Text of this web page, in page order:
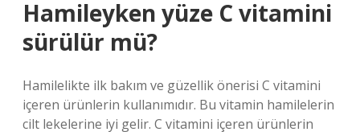
Hamileyken yüze C vitamini
sürülür mü?
Hamilelikte ilk bakım ve güzellik önerisi C vitamini
içeren ürünlerin kullanımıdır. Bu vitamin hamilelerin
cilt lekelerine iyi gelir. C vitamini içeren ürünlerin